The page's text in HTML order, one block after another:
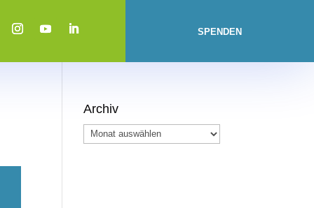
SPENDEN
Archiv
Archiv